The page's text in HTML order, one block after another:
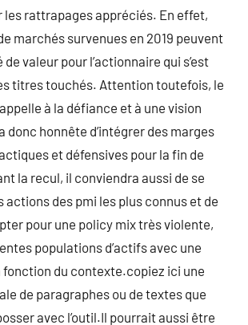
les rattrapages appréciés. En effet,
marchés survenues en 2019 peuvent
valeur pour l’actionnaire qui s’est
titres touchés. Attention toutefois, le
à la défiance et à une vision
donc honnête d’intégrer des marges
et défensives pour la fin de
la recul, il conviendra aussi de se
actions des pmi les plus connus et de
pour une policy mix très violente,
populations d’actifs avec une
du contexte.copiez ici une
de paragraphes ou de textes que
avec l’outil.Il pourrait aussi être